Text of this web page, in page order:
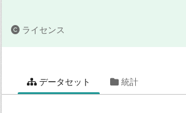
ライセンス
データセット 統計